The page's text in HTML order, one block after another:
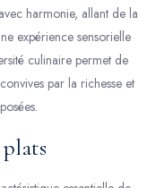
harmonie, allant de la
expérience sensorielle
culinaire permet de
par la richesse et